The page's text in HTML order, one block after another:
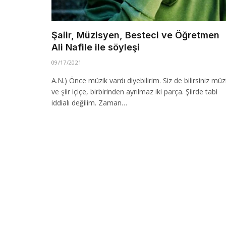
Şaiir, Müzisyen, Besteci ve Öğretmen
Ali Nafile ile söyleşi
09/17/2021
A.N.) Önce müzik vardı diyebilirim. Siz de bilirsiniz
ve şiir içiçe, birbirinden ayrılmaz iki parça. Şiirde tabi
iddialı değilim. Zaman…